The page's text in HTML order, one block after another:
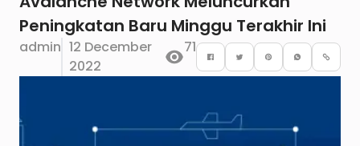
Password
Send Reset Link
Back Logout
Peningkatan Baru Minggu Terakhir Ini
admin 12 December
2022
71